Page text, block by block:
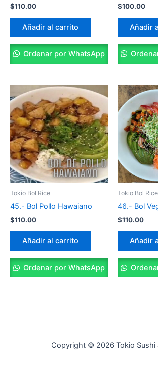
$110.00
Añadir al carrito
Ordenar por WhatsApp
$100.00
Añadir
Tokio Bol Rice
45.- Bol Pollo Hawaiano
$110.00
Añadir al carrito
Ordenar por WhatsApp
Tokio Bol Rice
46.- Bol
$110.00
Añadir
Copyright © 2026 Tokio Sushi